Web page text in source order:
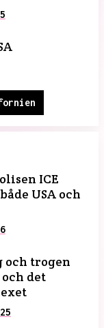
ICE
USA och
och trogen
det